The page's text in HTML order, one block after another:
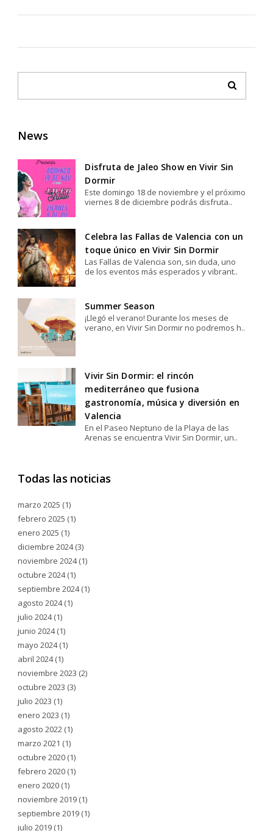
News
Disfruta de Jaleo Show en Vivir Sin
Dormir
Este domingo 18 de noviembre y el próximo
viernes 8 de diciembre podrás disfruta..
Celebra las Fallas de Valencia con un
toque único en Vivir Sin Dormir
Las Fallas de Valencia son, sin duda, uno
de los eventos más esperados y vibrant..
Summer Season
¡Llegó el verano! Durante los meses de
verano, en Vivir Sin Dormir no podremos h..
Vivir Sin Dormir: el rincón
mediterráneo que fusiona
gastronomía, música y diversión en
Valencia
En el Paseo Neptuno de la Playa de las
Arenas se encuentra Vivir Sin Dormir, un..
Todas las noticias
marzo 2025 (1)
febrero 2025 (1)
enero 2025 (1)
diciembre 2024(3)
noviembre 2024(1)
octubre 2024(1)
septiembre 2024(1)
agosto 2024(1)
julio 2024(1)
junio 2024(1)
mayo 2024(1)
abril 2024(1)
noviembre 2023 (2)
octubre 2023 (3)
julio 2023 (1)
enero 2023 (1)
agosto 2022 (1)
marzo 2021 (1)
octubre 2020 (1)
febrero 2020 (1)
enero 2020 (1)
noviembre 2019 (1)
septiembre 2019 (1)
julio 2019 (1)